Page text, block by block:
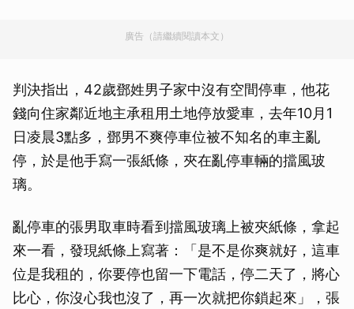
廣告（請繼續閱讀本文）
判決指出，42歲鄧姓男子家中沒有空間停車，他花
錢向住家鄰近地主承租用土地停放愛車，去年10月1
日凌晨3點多，鄧男不爽停車位被不知名的車主亂
停，於是他手寫一張紙條，夾在亂停車輛的擋風玻
璃。
亂停車的張男取車時看到擋風玻璃上被夾紙條，拿起
來一看，發現紙條上寫著：「是不是你爽就好，這車
位是我租的，你要停也留一下電話，停二天了，將心
比心，你沒心我也沒了，再一次就把你鎖起來」，張